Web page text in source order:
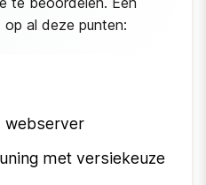
al deze punten:
webserver
met versiekeuze